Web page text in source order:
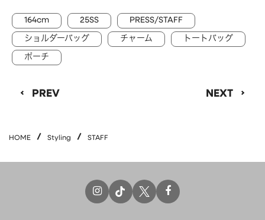
STRAPストラップ
OTHERその他
ACCESSORYアクセサリー
HAIR ACCESSORY ヘアアクセサリー
164cm 25SS PRESS/STAFF
ショルダーバッグ チャーム トートバッグ
ポーチ
PREV NEXT
HOME Styling STAFF